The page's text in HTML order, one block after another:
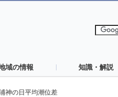
域の情報 知識・解説
神の日平均潮位差